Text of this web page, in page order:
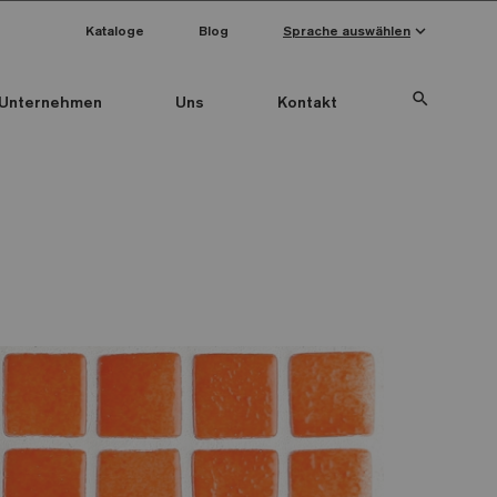
Unternehmen Uns Kontakt search
Kataloge Blog Sprache auswählen keyboard_arrow_down